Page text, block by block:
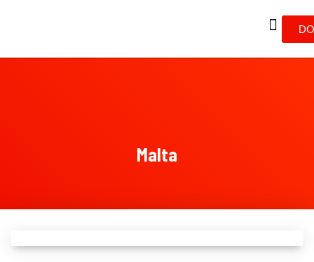
Malta